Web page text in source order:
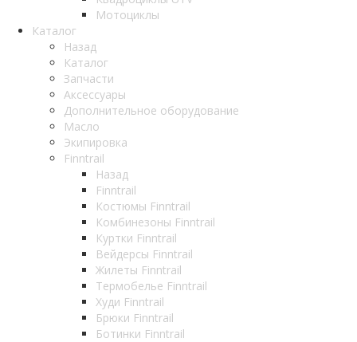
Мотоциклы
Каталог
Назад
Каталог
Запчасти
Аксессуары
Дополнительное оборудование
Масло
Экипировка
Finntrail
Назад
Finntrail
Костюмы Finntrail
Комбинезоны Finntrail
Куртки Finntrail
Вейдерсы Finntrail
Жилеты Finntrail
Термобелье Finntrail
Худи Finntrail
Брюки Finntrail
Ботинки Finntrail